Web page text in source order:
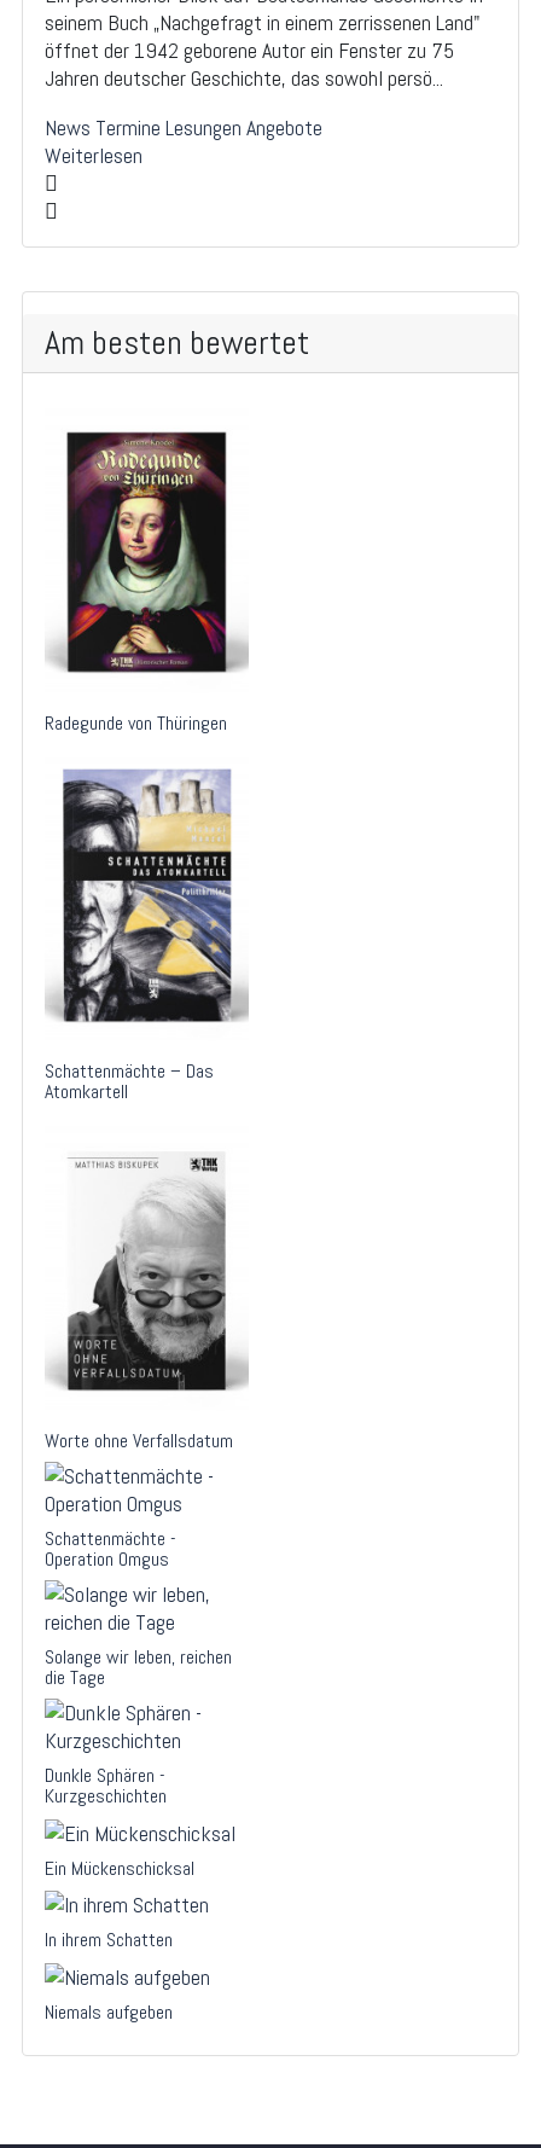
seinem Buch „Nachgefragt in einem zerrissenen Land"
öffnet der 1942 geborene Autor ein Fenster zu 75
Jahren deutscher Geschichte, das sowohl persö...
News Termine Lesungen Angebote
Weiterlesen
Am besten bewertet
Radegunde von Thüringen
Schattenmächte – Das
Atomkartell
Worte ohne Verfallsdatum
Schattenmächte -
Operation Omgus
Solange wir leben, reichen
die Tage
Dunkle Sphären -
Kurzgeschichten
Ein Mückenschicksal
In ihrem Schatten
Niemals aufgeben